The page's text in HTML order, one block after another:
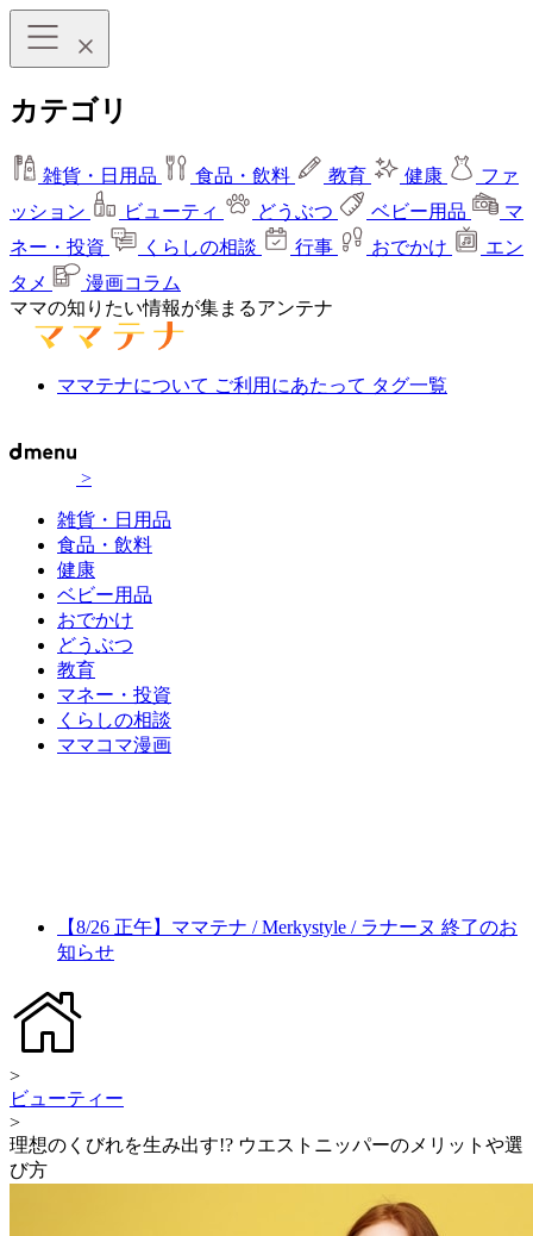
カテゴリ
雑貨・日用品 食品・飲料 教育 健康
ファ
ッション
ビューティ どうぶつ ベビー用品
マ
ネー・投資
くらしの相談 行事 おでかけ
エン
タメ
漫画コラム
ママの知りたい情報が集まるアンテナ
ママテナについて ご利用にあたって タグ一覧
>
雑貨・日用品
食品・飲料
健康
ベビー用品
おでかけ
どうぶつ
教育
マネー・投資
くらしの相談
ママコマ漫画
【8/26 正午】ママテナ / Merkystyle / ラナーヌ 終了のお
知らせ
>
ビューティー
>
理想のくびれを生み出す!? ウエストニッパーのメリットや選
び方